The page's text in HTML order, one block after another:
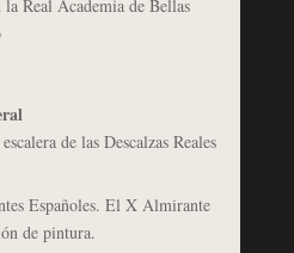
la Real Academia de Bellas
de las Descalzas Reales
Españoles. El X Almirante
de pintura.